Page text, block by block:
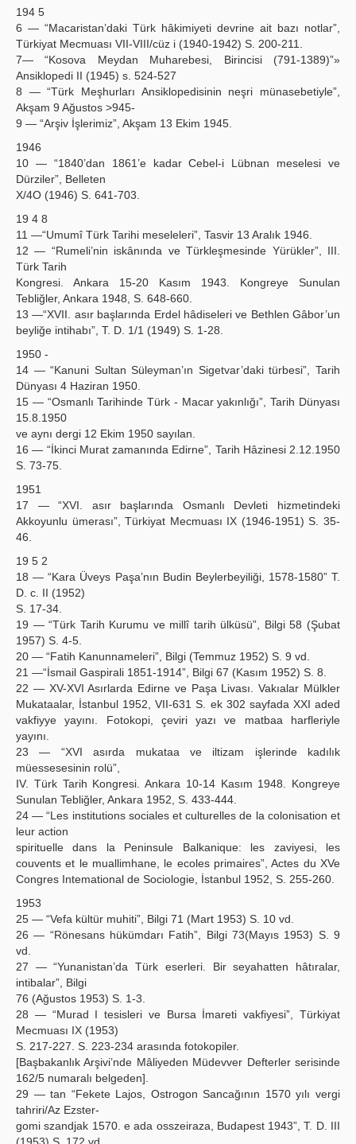
194 5
6 — “Macaristan’daki Türk hâkimiyeti devrine ait bazı notlar”,
Türkiyat Mecmuası VII-VIII/cüz i (1940-1942) S. 200-211.
7— “Kosova Meydan Muharebesi, Birincisi (791-1389)”»
Ansiklopedi II (1945) s. 524-527
8 — “Türk Meşhurları Ansiklopedisinin neşri münasebetiyle”,
Akşam 9 Ağustos >945-
9 — “Arşiv İşlerimiz”, Akşam 13 Ekim 1945.
1946
10 — “1840’dan 1861’e kadar Cebel-i Lübnan meselesi ve
Dürziler”, Belleten
X/4O (1946) S. 641-703.
19 4 8
11 —“Umumî Türk Tarihi meseleleri”, Tasvir 13 Aralık 1946.
12 — “Rumeli’nin iskânında ve Türkleşmesinde Yürükler”, III.
Türk Tarih
Kongresi. Ankara 15-20 Kasım 1943. Kongreye Sunulan
Tebliğler, Ankara 1948, S. 648-660.
13 —“XVII. asır başlarında Erdel hâdiseleri ve Bethlen Gâbor’un
beyliğe intihabı”, T. D. 1/1 (1949) S. 1-28.
1950 -
14 — “Kanuni Sultan Süleyman’ın Sigetvar’daki türbesi”, Tarih
Dünyası 4 Haziran 1950.
15 — “Osmanlı Tarihinde Türk - Macar yakınlığı”, Tarih Dünyası
15.8.1950
ve aynı dergi 12 Ekim 1950 sayılan.
16 — “İkinci Murat zamanında Edirne”, Tarih Hâzinesi 2.12.1950
S. 73-75.
1951
17 — “XVI. asır başlarında Osmanlı Devleti hizmetindeki
Akkoyunlu ümerası”, Türkiyat Mecmuası IX (1946-1951) S. 35-
46.
19 5 2
18 — “Kara Üveys Paşa’nın Budin Beylerbeyiliği, 1578-1580” T.
D. c. II (1952)
S. 17-34.
19 — “Türk Tarih Kurumu ve millî tarih ülküsü”, Bilgi 58 (Şubat
1957) S. 4-5.
20 — “Fatih Kanunnameleri”, Bilgi (Temmuz 1952) S. 9 vd.
21 —“İsmail Gaspirali 1851-1914”, Bilgi 67 (Kasım 1952) S. 8.
22 — XV-XVI Asırlarda Edirne ve Paşa Livası. Vakıalar Mülkler
Mukataalar, İstanbul 1952, VII-631 S. ek 302 sayfada XXI aded
vakfiyye yayını. Fotokopi, çeviri yazı ve matbaa harfleriyle
yayını.
23 — “XVI asırda mukataa ve iltizam işlerinde kadılık
müessesesinin rolü”,
IV. Türk Tarih Kongresi. Ankara 10-14 Kasım 1948. Kongreye
Sunulan Tebliğler, Ankara 1952, S. 433-444.
24 — “Les institutions sociales et culturelles de la colonisation et
leur action
spirituelle dans la Peninsule Balkanique: les zaviyesi, les
couvents et le muallimhane, le ecoles primaires”, Actes du XVe
Congres Intemational de Sociologie, İstanbul 1952, S. 255-260.
1953
25 — “Vefa kültür muhiti”, Bilgi 71 (Mart 1953) S. 10 vd.
26 — “Rönesans hükümdarı Fatih”, Bilgi 73(Mayıs 1953) S. 9
vd.
27 — “Yunanistan’da Türk eserleri. Bir seyahatten hâtıralar,
intibalar”, Bilgi
76 (Ağustos 1953) S. 1-3.
28 — “Murad I tesisleri ve Bursa İmareti vakfiyesi”, Türkiyat
Mecmuası IX (1953)
S. 217-227. S. 223-234 arasında fotokopiler.
[Başbakanlık Arşivi’nde Mâliyeden Müdevver Defterler serisinde
162/5 numaralı belgeden].
29 — tan “Fekete Lajos, Ostrogon Sancağının 1570 yılı vergi
tahriri/Az Ezster-
gomi szandjak 1570. e ada osszeiraza, Budapest 1943”, T. D. III